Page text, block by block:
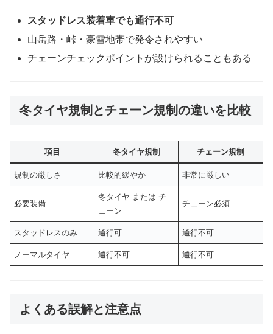
スタッドレス装着車でも通行不可
山岳路・峠・豪雪地帯で発令されやすい
チェーンチェックポイントが設けられることもある
冬タイヤ規制とチェーン規制の違いを比較
項目 冬タイヤ規制 チェーン規制
規制の厳しさ 比較的緩やか 非常に厳しい
必要装備
冬タイヤ または チ
ェーン
チェーン必須
スタッドレスのみ 通行可 通行不可
ノーマルタイヤ 通行不可 通行不可
よくある誤解と注意点